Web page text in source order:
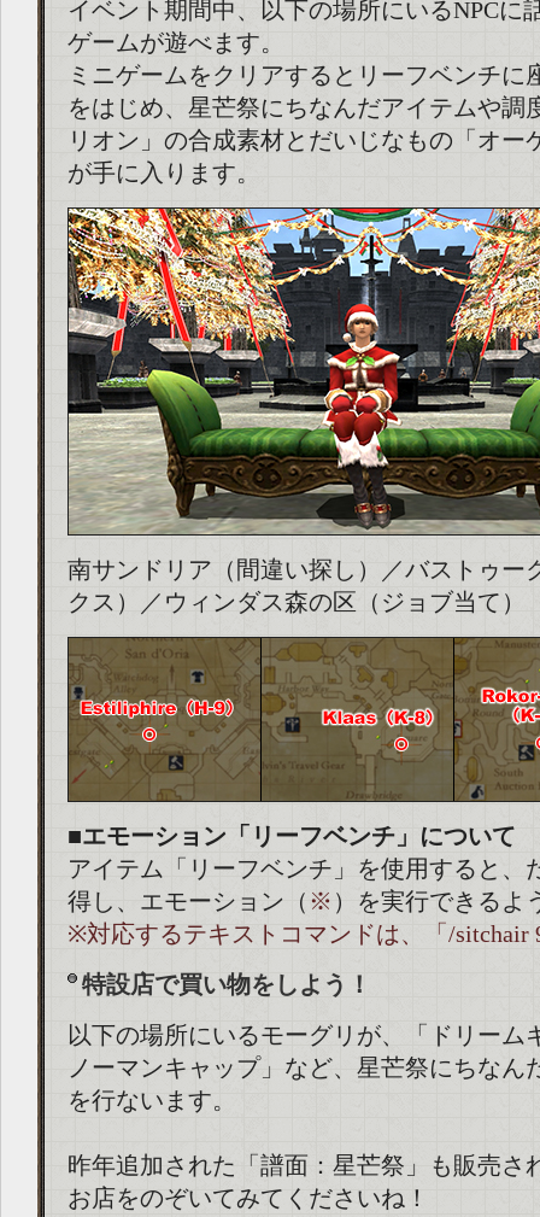
イベント期間中、以下の場所にいるNPCに
ゲームが遊べます。
ミニゲームをクリアするとリーフベンチに
をはじめ、星芒祭にちなんだアイテムや調
リオン」の合成素材とだいじなもの「オー
が手に入ります。
南サンドリア（間違い探し）／バストゥー
クス）／ウィンダス森の区（ジョブ当て）
■エモーション「リーフベンチ」について
アイテム「リーフベンチ」を使用すると、
得し、エモーション（ ※ ）を実行できるよ
※対応するテキストコマンドは、「/sitchair
特設店で買い物をしよう！
以下の場所にいるモーグリが、「ドリーム
ノーマンキャップ」など、星芒祭にちなん
を行ないます。
昨年追加された「譜面：星芒祭」も販売さ
お店をのぞいてみてくださいね！